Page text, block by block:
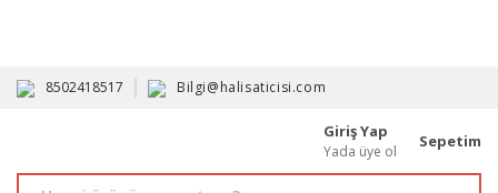
8502418517 Bilgi@halisaticisi.com
Giriş Yap
Yada üye ol
Sepetim